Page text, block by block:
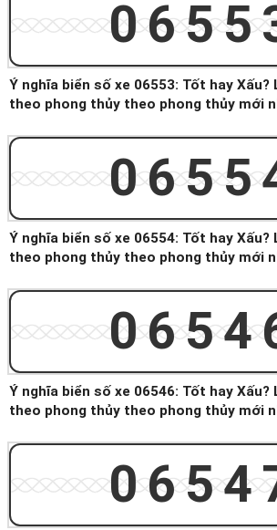
Ý nghĩa biển số xe 06553: Tốt hay
theo phong thủy theo phong thủy mới
Ý nghĩa biển số xe 06554: Tốt hay
theo phong thủy theo phong thủy mới
Ý nghĩa biển số xe 06546: Tốt hay
theo phong thủy theo phong thủy mới